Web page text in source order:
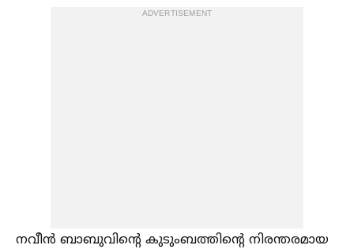
ADVERTISEMENT
നവീൻ ബാബുവിന്റെ കുടുംബത്തിന്റെ നിരന്തരമായ